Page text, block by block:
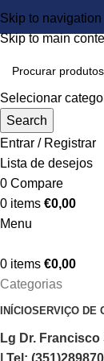
Skip to navigation
Skip to main
Selecionar
Search
Entrar / Registrar
Lista de desejos
0 Compare
0 items €0,00
Menu
0 items €0,00
Categorias
INÍCIOSERVIÇO DE
Lg Dr.
| Tel: